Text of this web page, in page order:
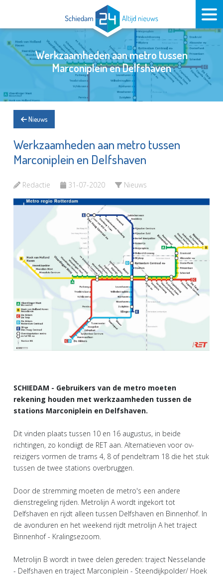
Werkzaamheden aan metro tussen
Marconiplein en Delfshaven
Nieuws
Werkzaamheden aan metro tussen
Marconiplein en Delfshaven
Redactie 31-07-2020 Nieuws
SCHIEDAM - Gebruikers van de metro moeten
rekening houden met werkzaamheden tussen de
stations Marconiplein en Delfshaven.
Dit vinden plaats tussen 10 en 16 augustus, in beide
richtingen, zo kondiigt de RET aan. Alternatieven voor ov-
reizigers vormen de trams 4, 8 of pendeltram 18 die het stuk
tussen de twee stations overbruggen.
Door de stremming moeten de metro's een andere
dienstregeling rijden. Metrolijn A wordt ingekort tot
Delfshaven en rijdt alleen tussen Delfshaven en Binnenhof. In
de avonduren en het weekend rijdt metrolijn A het traject
Binnenhof - Kralingsezoom.
Metrolijn B wordt in twee delen gereden: traject Nesselande
- Delfshaven en traject Marconiplein - Steendijkpolder/ Hoek